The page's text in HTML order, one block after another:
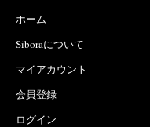
ホーム
Siboraについて
マイアカウント
会員登録
ログイン